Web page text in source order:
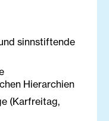
sinnstiftende
Hierarchien
(Karfreitag,